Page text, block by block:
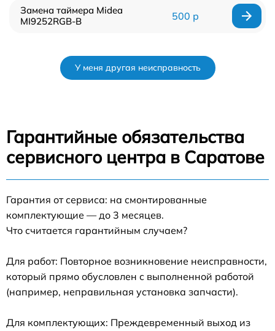
Замена таймера Midea
MI9252RGB-B
500 р
У меня другая неисправность
Гарантийные обязательства
сервисного центра в Саратове
Гарантия от сервиса: на смонтированные
комплектующие — до 3 месяцев.
Что считается гарантийным случаем?
Для работ: Повторное возникновение неисправности,
который прямо обусловлен с выполненной работой
(например, неправильная установка запчасти).
Для комплектующих: Преждевременный выход из